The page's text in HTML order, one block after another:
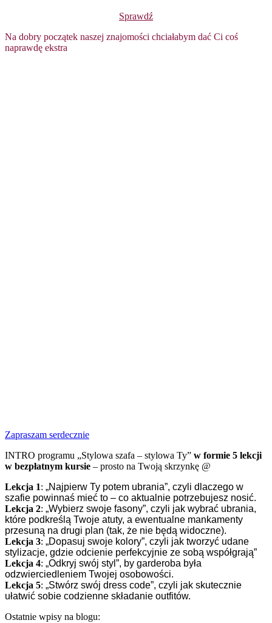
Sprawdź
Na dobry początek naszej znajomości chciałabym dać Ci coś
naprawdę ekstra
Zapraszam serdecznie
INTRO programu „Stylowa szafa – stylowa Ty” w formie 5 lekcji
w bezpłatnym kursie – prosto na Twoją skrzynkę @
Lekcja 1: „Najpierw Ty potem ubrania”, czyli dlaczego w
szafie powinnaś mieć to – co aktualnie potrzebujesz nosić.
Lekcja 2: „Wybierz swoje fasony”, czyli jak wybrać ubrania,
które podkreślą Twoje atuty, a ewentualne mankamenty
przesuną na drugi plan (tak, że nie będą widoczne).
Lekcja 3: „Dopasuj swoje kolory”, czyli jak tworzyć udane
stylizacje, gdzie odcienie perfekcyjnie ze sobą współgrają”
Lekcja 4: „Odkryj swój styl”, by garderoba była
odzwierciedleniem Twojej osobowości.
Lekcja 5: „Stwórz swój dress code”, czyli jak skutecznie
ułatwić sobie codzienne składanie outfitów.
Ostatnie wpisy na blogu: